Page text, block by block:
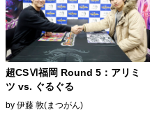
超CSⅥ福岡 Round 5：アリミ
ツ vs. ぐるぐる
by 伊藤 敦(まつがん)